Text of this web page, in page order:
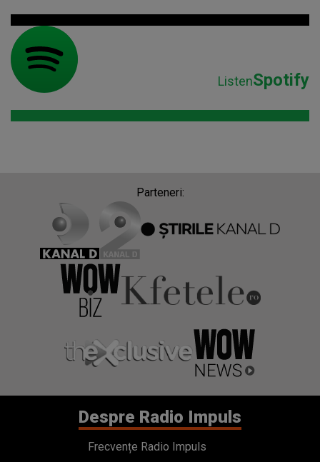
ListenSpotify
Parteneri:
Despre Radio Impuls
Frecvențe Radio Impuls